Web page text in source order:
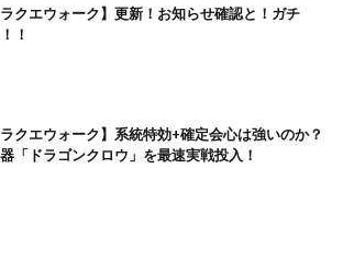
ラクエウォーク】更新！お知らせ確認と！ガチ
！
ラクエウォーク】系統特効+確定会心は強いのか？
「ドラゴンクロウ」を最速実戦投入！